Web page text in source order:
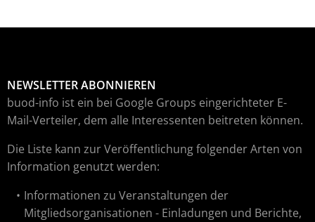
NEWSLETTER ABONNIEREN
buod-info ist ein bei Google Groups eingerichteter E-
Mail-Verteiler, dem alle Interessenten beitreten können.
Die Liste kann zur Veröffentlichung folgender Arten von
Information genutzt werden:
Informationen zu Veranstaltungen der
Mitgliedsorganisationen - Einladungen und Berichte,